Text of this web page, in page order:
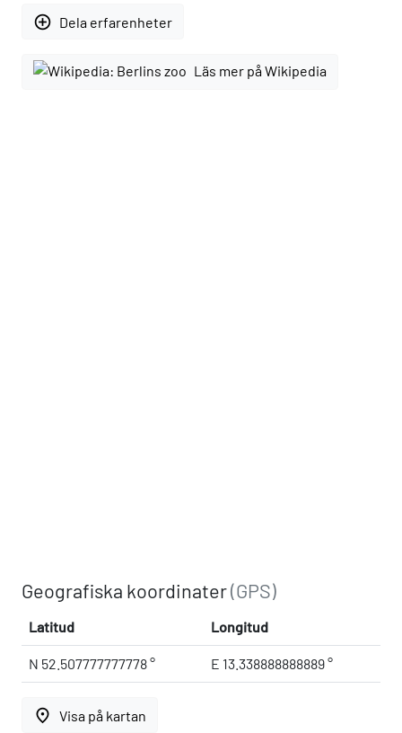
add_circle_outline Dela erfarenheter
Läs mer på Wikipedia
Geografiska koordinater(GPS)
Latitud Longitud
N 52.507777777778 ° E 13.338888888889 °
place Visa på kartan